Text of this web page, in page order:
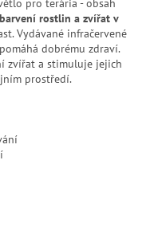
pro terária - obsah
rostlin a zvířat v
Vydávané infračervené
dobrému zdraví.
zvířat a stimuluje jejich
prostředí.